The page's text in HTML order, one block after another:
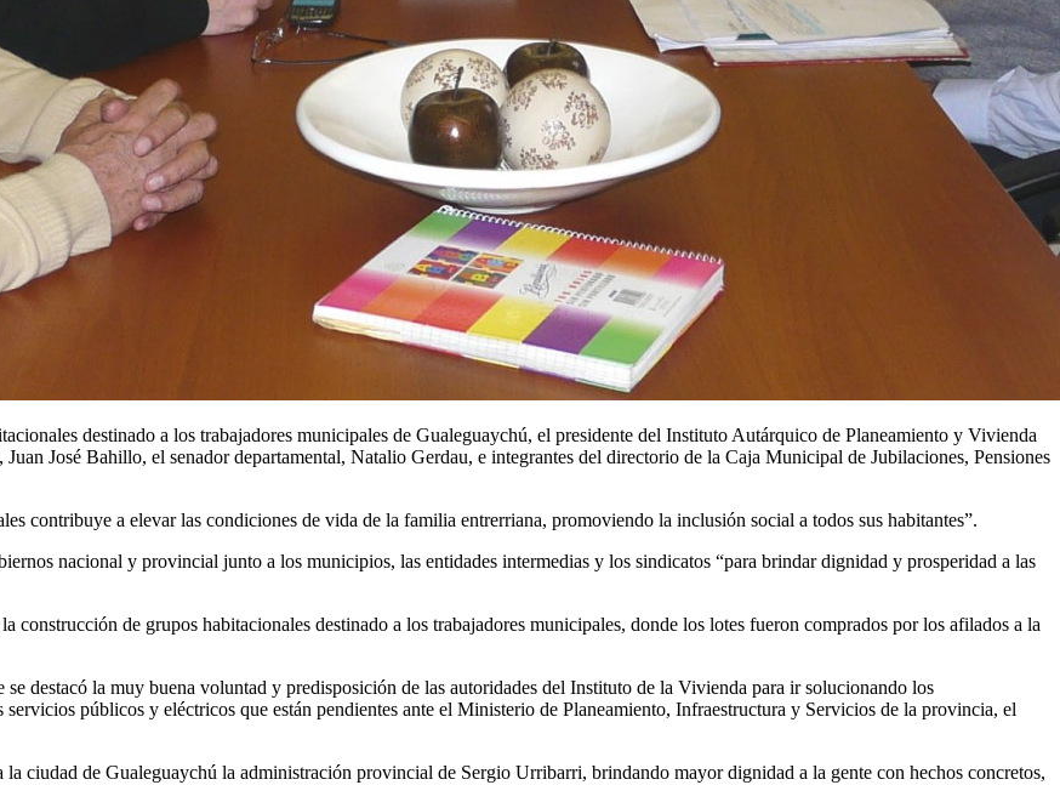
destinado a los trabajadores municipales de Gualeguaychú, el presidente del Instituto Autárquico de Planeamiento y Vivienda
José Bahillo, el senador departamental, Natalio Gerdau, e integrantes del directorio de la Caja Municipal de Jubilaciones, Pensiones
contribuye a elevar las condiciones de vida de la familia entrerriana, promoviendo la inclusión social a todos sus habitantes”.
nacional y provincial junto a los municipios, las entidades intermedias y los sindicatos “para brindar dignidad y prosperidad a las
construcción de grupos habitacionales destinado a los trabajadores municipales, donde los lotes fueron comprados por los afilados a la
destacó la muy buena voluntad y predisposición de las autoridades del Instituto de la Vivienda para ir solucionando los
públicos y eléctricos que están pendientes ante el Ministerio de Planeamiento, Infraestructura y Servicios de la provincia, el
ciudad de Gualeguaychú la administración provincial de Sergio Urribarri, brindando mayor dignidad a la gente con hechos concretos,